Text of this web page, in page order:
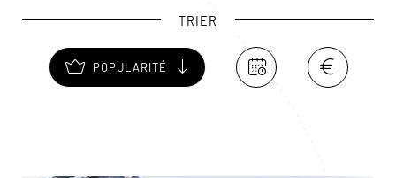
TRIER
POPULARITÉ